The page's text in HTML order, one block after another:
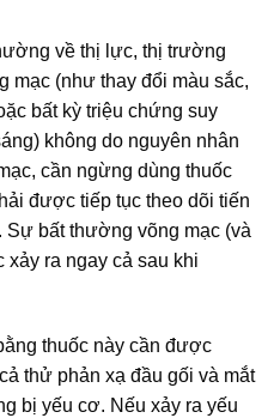
về thị lực, thị trường
mạc (như thay đổi màu sắc,
bất kỳ triệu chứng suy
không do nguyên nhân
cần ngừng dùng thuốc
được tiếp tục theo dõi tiến
bất thường võng mạc (và
xảy ra ngay cả sau khi
thuốc này cần được
thử phản xạ đầu gối và mắt
bị yếu cơ. Nếu xảy ra yếu